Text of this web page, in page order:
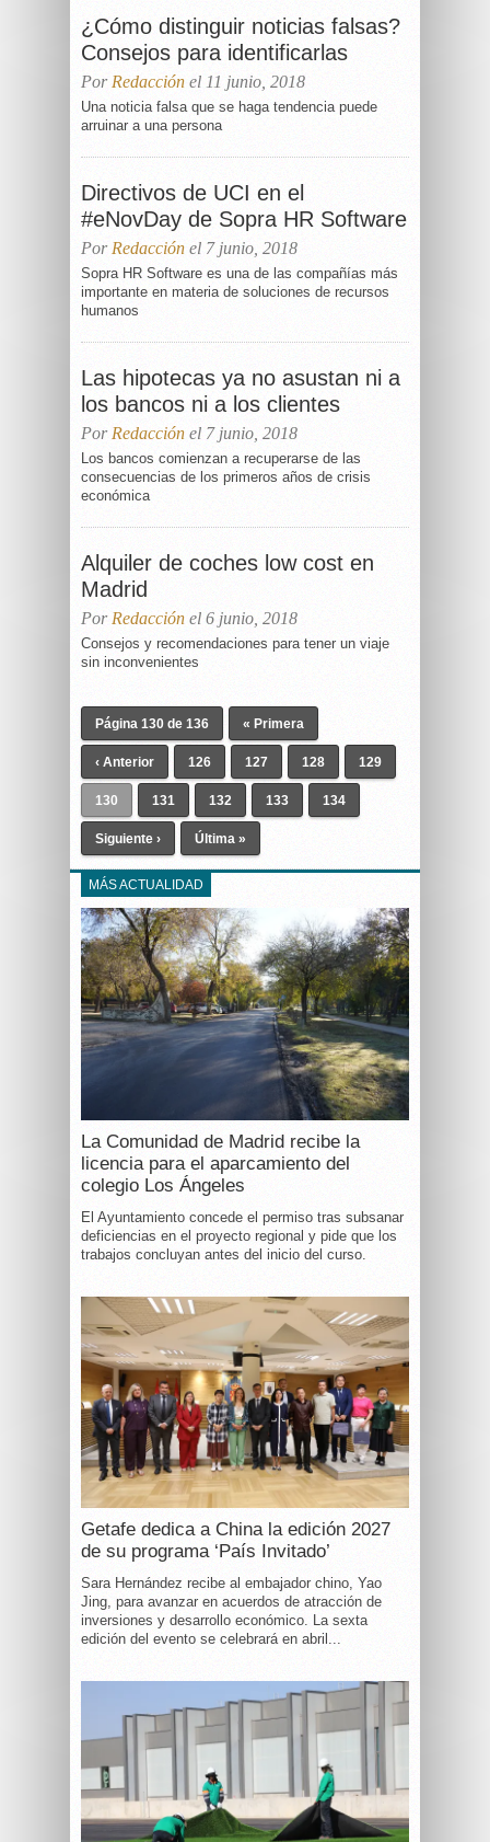
¿Cómo distinguir noticias falsas?
Consejos para identificarlas
Por Redacción el 11 junio, 2018
Una noticia falsa que se haga tendencia puede
arruinar a una persona
Directivos de UCI en el
#eNovDay de Sopra HR Software
Por Redacción el 7 junio, 2018
Sopra HR Software es una de las compañías más
importante en materia de soluciones de recursos
humanos
Las hipotecas ya no asustan ni a
los bancos ni a los clientes
Por Redacción el 7 junio, 2018
Los bancos comienzan a recuperarse de las
consecuencias de los primeros años de crisis
económica
Alquiler de coches low cost en
Madrid
Por Redacción el 6 junio, 2018
Consejos y recomendaciones para tener un viaje
sin inconvenientes
Página 130 de 136 « Primera
‹ Anterior 126 127 128 129
130 131 132 133 134
Siguiente › Última »
MÁS ACTUALIDAD
La Comunidad de Madrid recibe la
licencia para el aparcamiento del
colegio Los Ángeles
El Ayuntamiento concede el permiso tras subsanar
deficiencias en el proyecto regional y pide que los
trabajos concluyan antes del inicio del curso.
Getafe dedica a China la edición 2027
de su programa ‘País Invitado’
Sara Hernández recibe al embajador chino, Yao
Jing, para avanzar en acuerdos de atracción de
inversiones y desarrollo económico. La sexta
edición del evento se celebrará en abril...